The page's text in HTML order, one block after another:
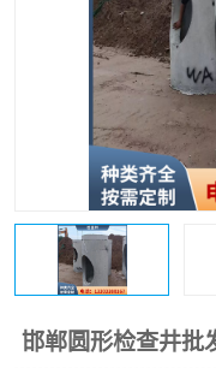
邯郸圆形检查井批
混凝土检查井
企口水泥管